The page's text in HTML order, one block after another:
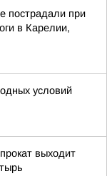
пострадали при
в Карелии,
условий
выходит